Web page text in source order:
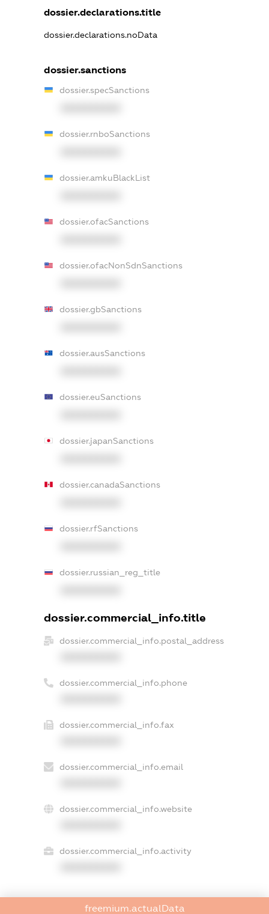
dossier.declarations.title
dossier.declarations.noData
dossier.sanctions
dossier.specSanctions
dossier.rnboSanctions
dossier.amkuBlackList
dossier.ofacSanctions
dossier.ofacNonSdnSanctions
dossier.gbSanctions
dossier.ausSanctions
dossier.euSanctions
dossier.japanSanctions
dossier.canadaSanctions
dossier.rfSanctions
dossier.russian_reg_title
dossier.commercial_info.title
dossier.commercial_info.postal_address
dossier.commercial_info.phone
dossier.commercial_info.fax
dossier.commercial_info.email
dossier.commercial_info.website
dossier.commercial_info.activity
freemium.actualData